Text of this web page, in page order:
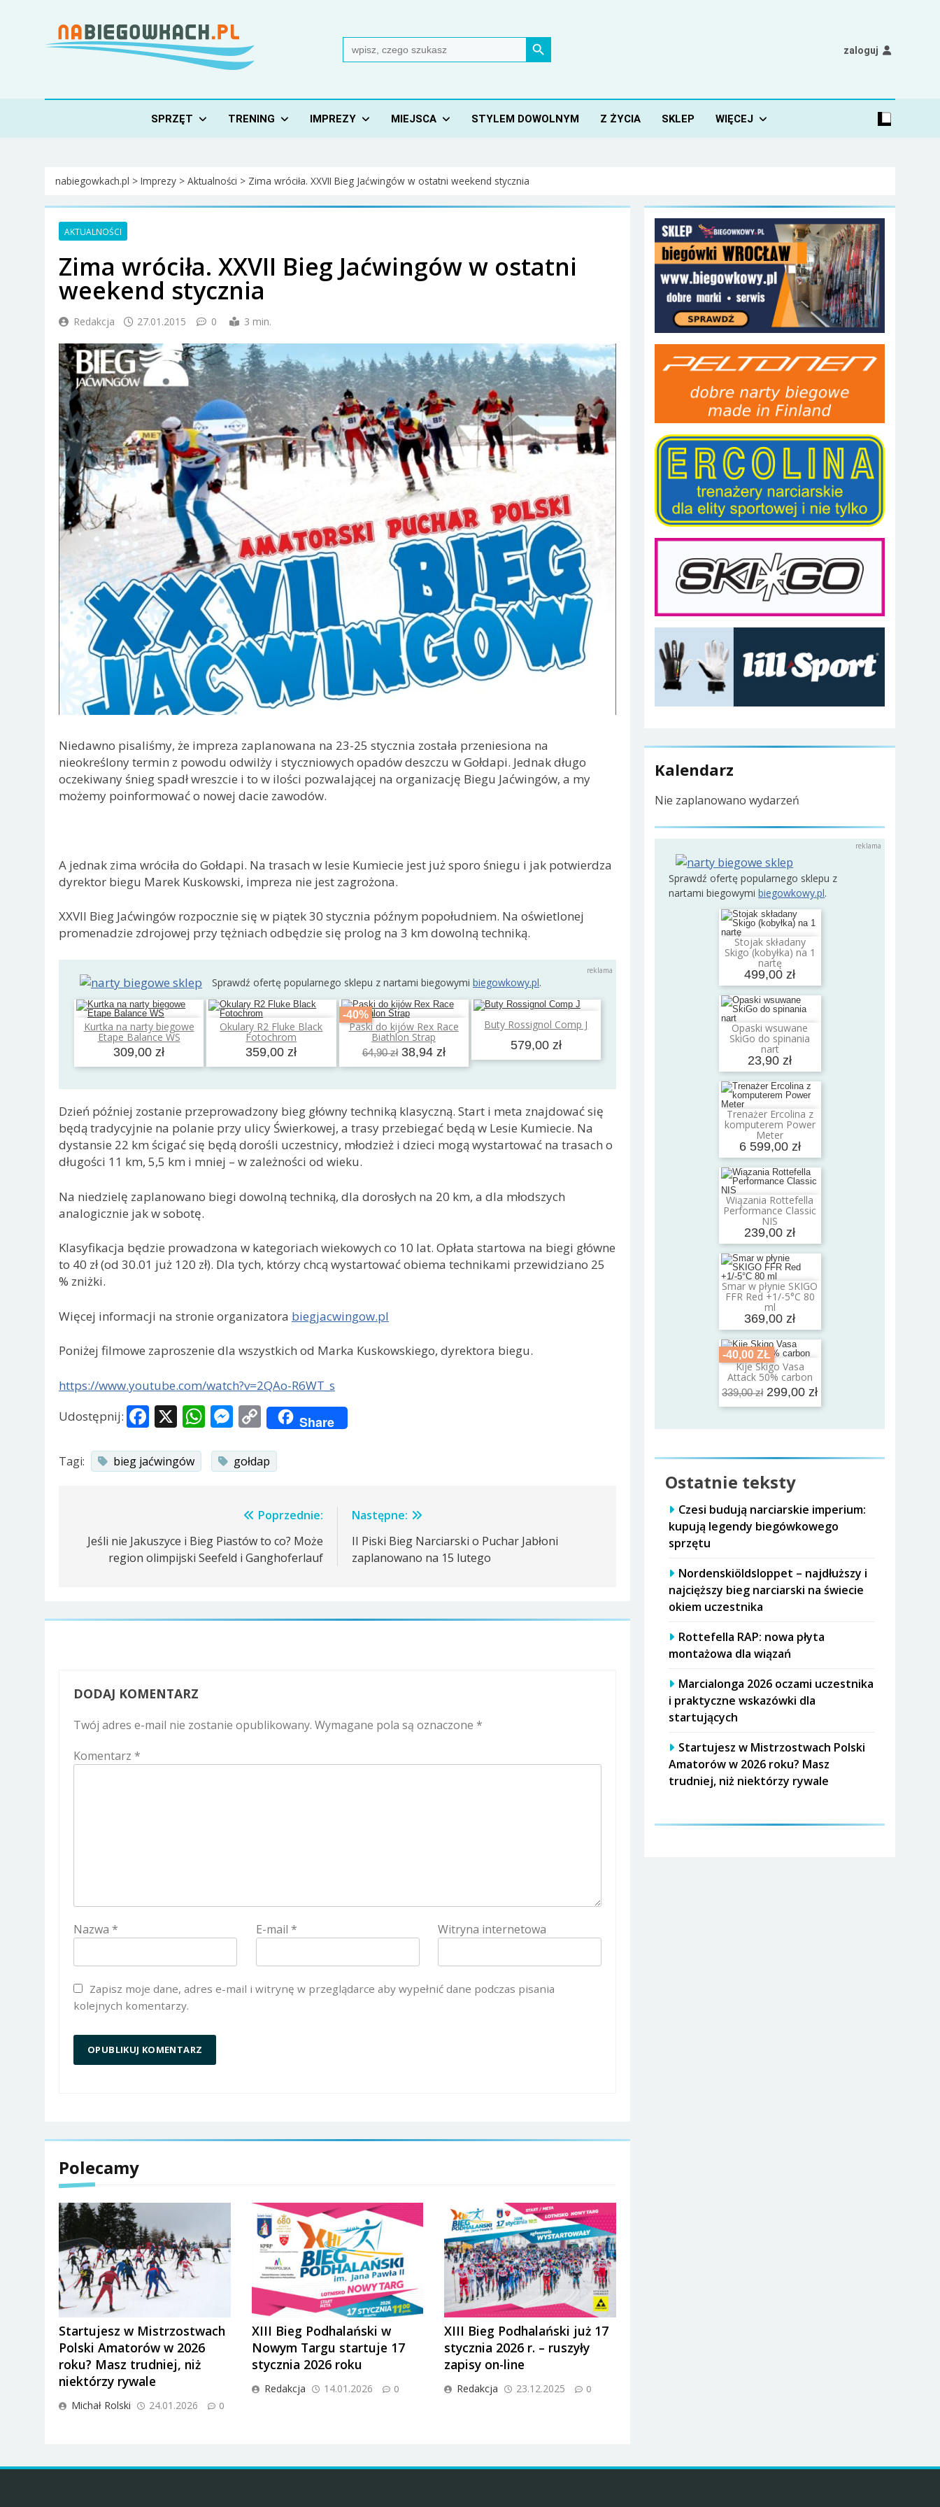
Nabiegowkach.pl
Search
for:
Search Button
zaloguj
SPRZĘT TRENING IMPREZY MIEJSCA STYLEM DOWOLNYM Z ŻYCIA SKLEP WIĘCEJ
nabiegowkach.pl > Imprezy > Aktualności > Zima wróciła. XXVII Bieg Jaćwingów w ostatni weekend stycznia
AKTUALNOŚCI
Zima wróciła. XXVII Bieg Jaćwingów w ostatni
weekend stycznia
Redakcja 27.01.2015 0 3 min.
Niedawno pisaliśmy, że impreza zaplanowana na 23-25 stycznia została przeniesiona na
nieokreślony termin z powodu odwilży i styczniowych opadów deszczu w Gołdapi. Jednak długo
oczekiwany śnieg spadł wreszcie i to w ilości pozwalającej na organizację Biegu Jaćwingów, a my
możemy poinformować o nowej dacie zawodów.
A jednak zima wróciła do Gołdapi. Na trasach w lesie Kumiecie jest już sporo śniegu i jak potwierdza
dyrektor biegu Marek Kuskowski, impreza nie jest zagrożona.
XXVII Bieg Jaćwingów rozpocznie się w piątek 30 stycznia późnym popołudniem. Na oświetlonej
promenadzie zdrojowej przy tężniach odbędzie się prolog na 3 km dowolną techniką.
Sprawdź ofertę popularnego sklepu z nartami biegowymi biegowkowy.pl.
Kurtka na narty biegowe
Etape Balance WS
309,00 zł
Dodaj do koszyka Okulary R2 Fluke Black
Fotochrom
359,00 zł
Dodaj do koszyka
-40%
Paski do kijów Rex Race
Biathlon Strap
64,90 zł 38,94 zł
Dodaj do koszyka Buty Rossignol Comp J
579,00 zł
Dodaj do koszyka
Dzień później zostanie przeprowadzony bieg główny techniką klasyczną. Start i meta znajdować się
będą tradycyjnie na polanie przy ulicy Świerkowej, a trasy przebiegać będą w Lesie Kumiecie. Na
dystansie 22 km ścigać się będą dorośli uczestnicy, młodzież i dzieci mogą wystartować na trasach o
długości 11 km, 5,5 km i mniej – w zależności od wieku.
Na niedzielę zaplanowano biegi dowolną techniką, dla dorosłych na 20 km, a dla młodszych
analogicznie jak w sobotę.
Klasyfikacja będzie prowadzona w kategoriach wiekowych co 10 lat. Opłata startowa na biegi główne
to 40 zł (od 30.01 już 120 zł). Dla tych, którzy chcą wystartować obiema technikami przewidziano 25
% zniżki.
Więcej informacji na stronie organizatora biegjacwingow.pl
Poniżej filmowe zaproszenie dla wszystkich od Marka Kuskowskiego, dyrektora biegu.
https://www.youtube.com/watch?v=2QAo-R6WT_s
Udostępnij:
Facebook
X WhatsApp
Messenger
Copy
Link
Share
Tagi: bieg jaćwingów gołdap
wpisu
Poprzednie:
Jeśli nie Jakuszyce i Bieg Piastów to co? Może
region olimpijski Seefeld i Ganghoferlauf
Następne:
II Piski Bieg Narciarski o Puchar Jabłoni
zaplanowano na 15 lutego
DODAJ KOMENTARZ
Twój adres e-mail nie zostanie opublikowany. Wymagane pola są oznaczone *
Komentarz *
Nazwa * E-mail * Witryna internetowa
Zapisz moje dane, adres e-mail i witrynę w przeglądarce aby wypełnić dane podczas pisania
kolejnych komentarzy.
Polecamy
Startujesz w Mistrzostwach
Polski Amatorów w 2026
roku? Masz trudniej, niż
niektórzy rywale
Michał Rolski 24.01.2026 0
XIII Bieg Podhalański w
Nowym Targu startuje 17
stycznia 2026 roku
Redakcja 14.01.2026 0
XIII Bieg Podhalański już 17
stycznia 2026 r. – ruszyły
zapisy on-line
Redakcja 23.12.2025 0
Kalendarz
Nie zaplanowano wydarzeń
Sprawdź ofertę popularnego sklepu z
nartami biegowymibiegowkowy.pl.
Stojak składany
Skigo (kobyłka) na 1
nartę
499,00 zł
Dodaj do koszyka
Opaski wsuwane
SkiGo do spinania
nart
23,90 zł
Dodaj do koszyka
Trenażer Ercolina z
komputerem Power
Meter
6 599,00 zł
Dodaj do koszyka
Wiązania Rottefella
Performance Classic
NIS
239,00 zł
Dodaj do koszyka
Smar w płynie SKIGO
FFR Red +1/-5°C 80
ml
369,00 zł
Dodaj do koszyka
-40,00 ZŁ
Kije Skigo Vasa
Attack 50% carbon
339,00 zł 299,00 zł
Dodaj do koszyka
Ostatnie teksty
Czesi budują narciarskie imperium:
kupują legendy biegówkowego
sprzętu
Nordenskiöldsloppet – najdłuższy i
najcięższy bieg narciarski na świecie
okiem uczestnika
Rottefella RAP: nowa płyta
montażowa dla wiązań
Marcialonga 2026 oczami uczestnika
i praktyczne wskazówki dla
startujących
Startujesz w Mistrzostwach Polski
Amatorów w 2026 roku? Masz
trudniej, niż niektórzy rywale